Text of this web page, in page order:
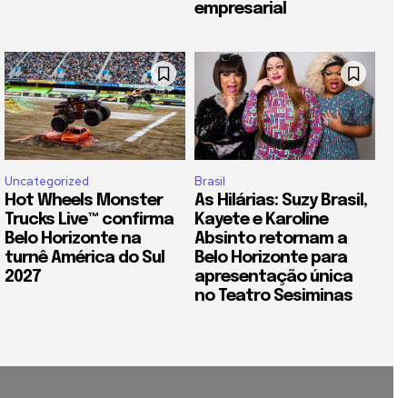
empresarial
Uncategorized
Hot Wheels Monster
Trucks Live™ confirma
Belo Horizonte na
turnê América do Sul
2027
Brasil
As Hilárias: Suzy Brasil,
Kayete e Karoline
Absinto retornam a
Belo Horizonte para
apresentação única
no Teatro Sesiminas